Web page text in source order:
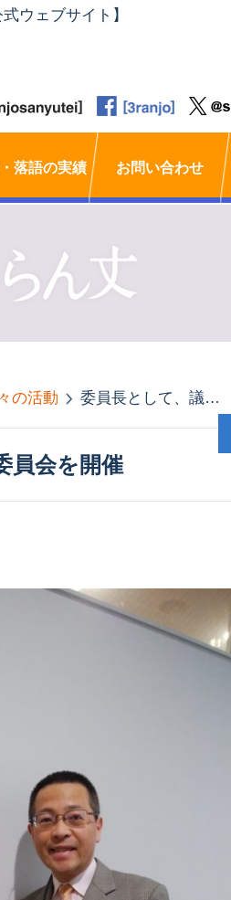
ウェブサイト】
落語の実績 お問い合わせ
の活動 委員長として、議会運営委員会を開催
員会を開催